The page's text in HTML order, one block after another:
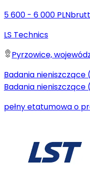
5 600 - 6 000 PLN
LS Technics
Pyrzowice,
Badania nieniszczące
Badania nieniszczące
pełny etatumowa o